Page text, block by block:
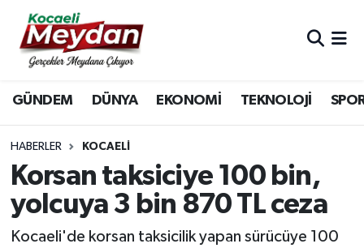
GÜNDEM DÜNYA EKONOMİ TEKNOLOJİ
HABERLER KOCAELI
Korsan taksiciye 100 bin,
yolcuya 3 bin 870 TL ceza
Kocaeli'de korsan taksicilik yapan sürücüye 100
Nöbetçi Eczaneler
Hava Durumu
Trafik Durumu
Süper Lig Puan Durumu ve Fikstür